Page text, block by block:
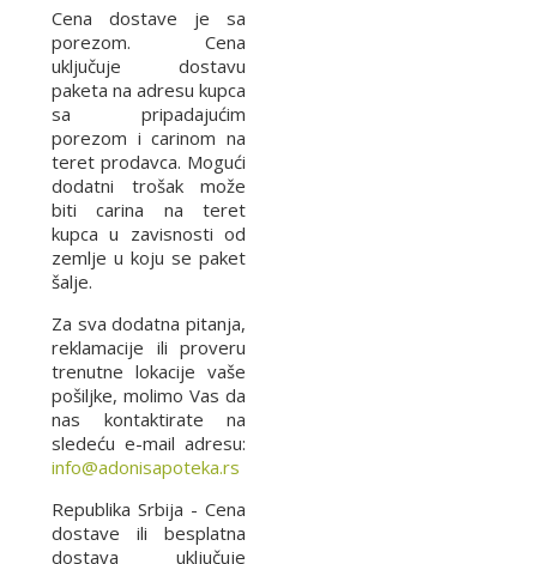
Cena dostave je sa
porezom. Cena
uključuje dostavu
paketa na adresu kupca
sa pripadajućim
porezom i carinom na
teret prodavca. Mogući
dodatni trošak može
biti carina na teret
kupca u zavisnosti od
zemlje u koju se paket
šalje.
Za sva dodatna pitanja,
reklamacije ili proveru
trenutne lokacije vaše
pošiljke, molimo Vas da
nas kontaktirate na
sledeću e-mail adresu:
info@adonisapoteka.rs
Republika Srbija - Cena
dostave ili besplatna
dostava uključuje